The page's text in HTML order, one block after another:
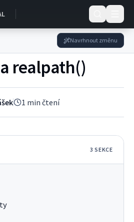
Navrhnout změnu
realpath()
1 min čtení
3 SEKCE